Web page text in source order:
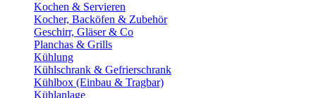
Kochen & Servieren
Kocher, Backöfen & Zubehör
Geschirr, Gläser & Co
Planchas & Grills
Kühlung
Kühlschrank & Gefrierschrank
Kühlbox (Einbau & Tragbar)
Kühlanlage